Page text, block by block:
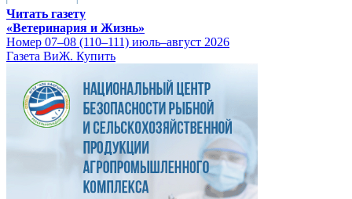
Читать газету
«Ветеринария и Жизнь»
Номер 07–08 (110–111) июль–август 2026
Газета ВиЖ. Купить